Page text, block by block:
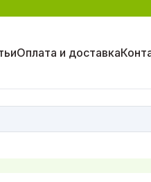
Оплата и доставка